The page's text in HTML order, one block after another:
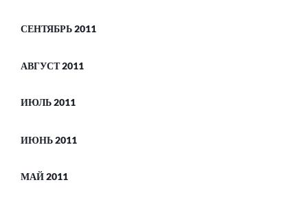
СЕНТЯБРЬ 2011
АВГУСТ 2011
ИЮЛЬ 2011
ИЮНЬ 2011
МАЙ 2011